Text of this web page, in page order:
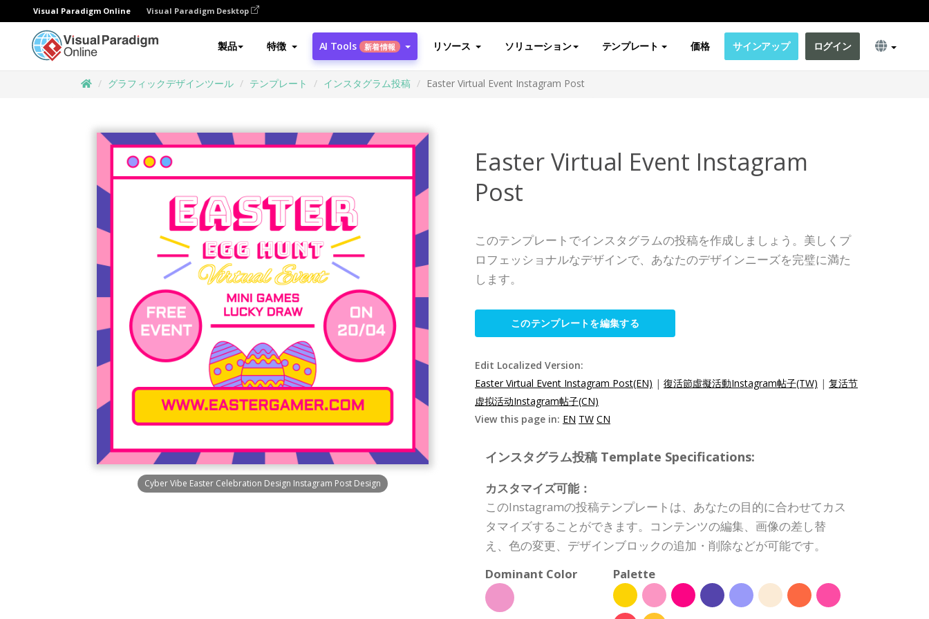
Visual Paradigm Online Visual Paradigm Desktop
製品 特徴 AI Tools 新着情報 リソース ソリューション テンプレート 価格 サインアップ ログイン
グラフィックデザインツール テンプレート インスタグラム投稿 Easter Virtual Event Instagram Post
Cyber Vibe Easter Celebration Design Instagram Post Design
Easter Virtual Event Instagram
Post
このテンプレートでインスタグラムの投稿を作成しましょう。美しくプ
ロフェッショナルなデザインで、あなたのデザインニーズを完璧に満た
します。
このテンプレートを編集する
Edit Localized Version:
Easter Virtual Event Instagram Post(EN) | 復活節虛擬活動Instagram帖子(TW) | 复活节
虚拟活动Instagram帖子(CN)
View this page in: EN TW CN
インスタグラム投稿 Template Specifications:
カスタマイズ可能：
このInstagramの投稿テンプレートは、あなたの目的に合わせてカス
タマイズすることができます。コンテンツの編集、画像の差し替
え、色の変更、デザインブロックの追加・削除などが可能です。
Dominant Color
Palette